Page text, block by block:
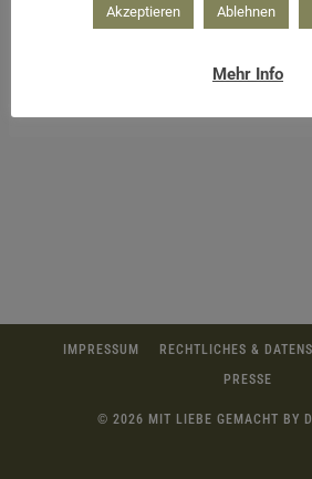
IMPRESSUM
RECHTLICHES &
PRESSE
© 2026 MIT LIEBE GEMACHT BY
Akzeptieren Ablehnen
Mehr Info